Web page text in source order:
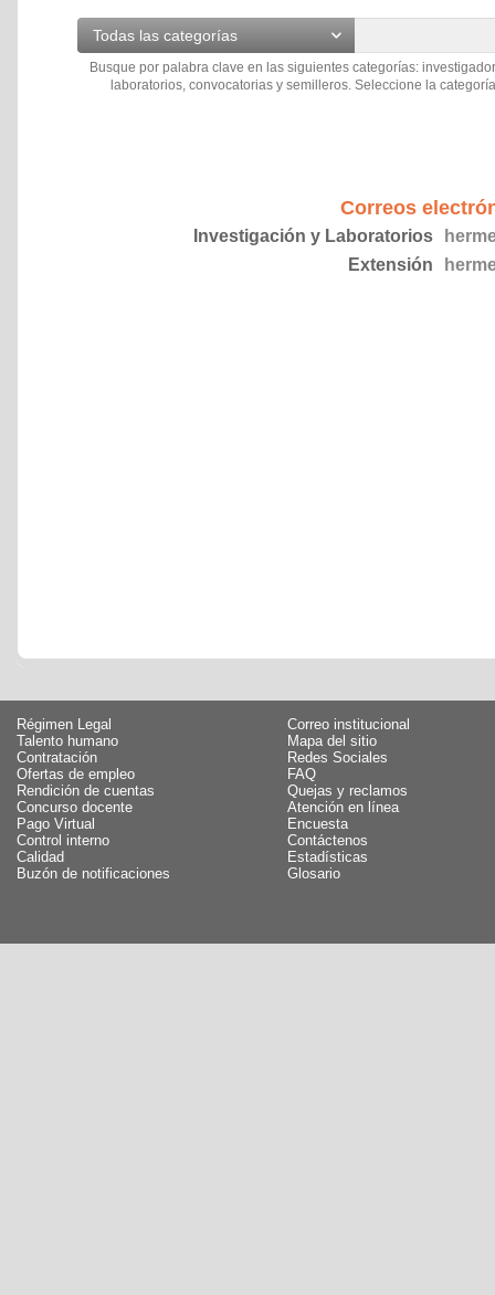
Todas las categorías
Busque por palabra clave en las siguientes categorías:
laboratorios, convocatorias y semilleros. Seleccione la
Correos
Investigación y Laboratorios
Extensión
Régimen Legal
Talento humano
Contratación
Ofertas de empleo
Rendición de cuentas
Concurso docente
Pago Virtual
Control interno
Calidad
Buzón de notificaciones
Correo institucional
Mapa del sitio
Redes Sociales
FAQ
Quejas y reclamos
Atención en línea
Encuesta
Contáctenos
Estadísticas
Glosario